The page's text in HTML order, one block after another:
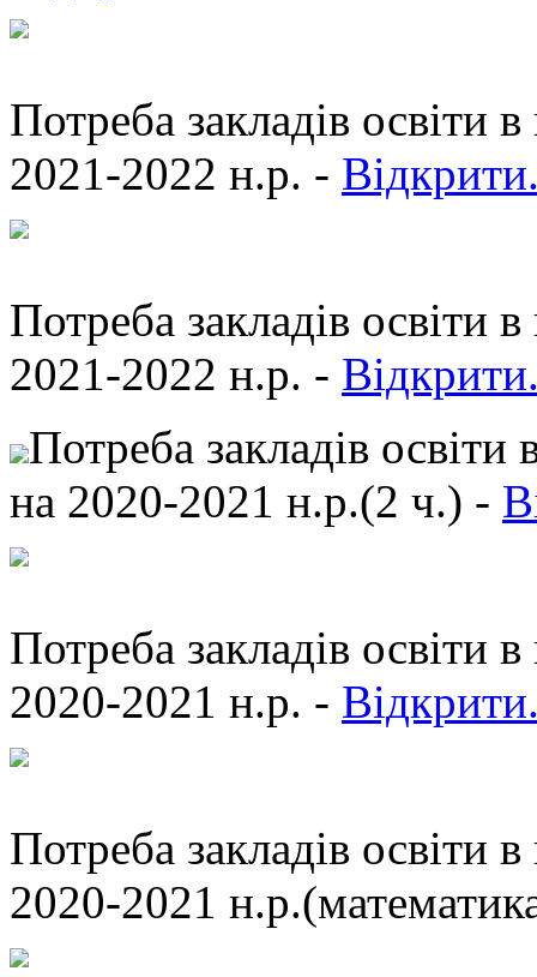
Потреба закладів освіти
2021-2022 н.р. -
Потреба закладів освіти
2021-2022 н.р. -
Потреба закладів
на 2020-2021 н.р.(2 ч.) -
Потреба закладів освіти
2020-2021 н.р. -
Потреба закладів освіти
2020-2021